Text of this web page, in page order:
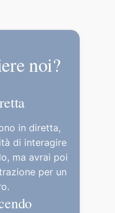
noi?
in diretta,
di interagire
ma avrai poi
per un